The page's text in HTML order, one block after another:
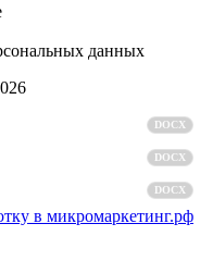
данных
DOCX
DOCX
DOCX
в микромаркетинг.рф